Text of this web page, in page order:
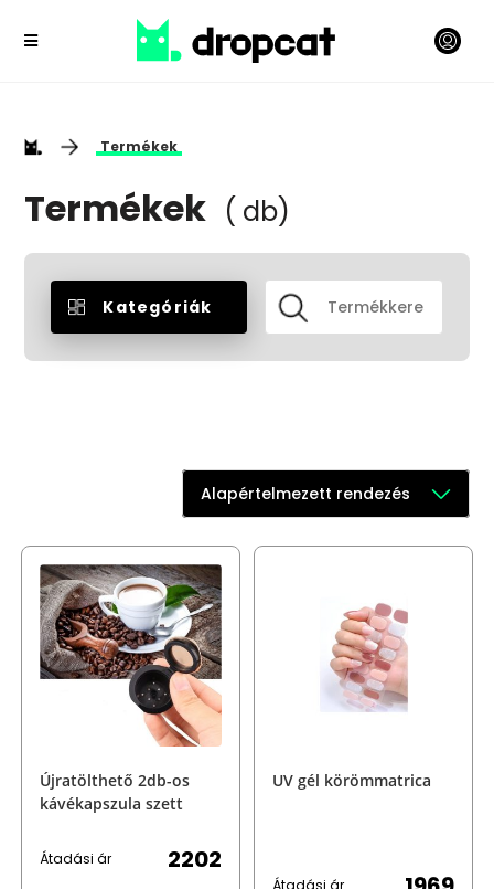
Termékek
Termékek ( db)
Kategóriák
Alapértelmezett rendezés
Újratölthető 2db-os
kávékapszula szett
Átadási ár 2202
UV gél körömmatrica